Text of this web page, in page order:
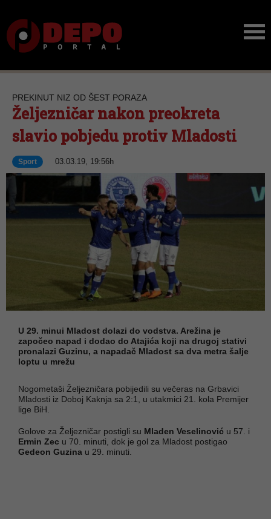
PREKINUT NIZ OD ŠEST PORAZA
Željezničar nakon preokreta
slavio pobjedu protiv Mladosti
Sport 03.03.19, 19:56h
U 29. minui Mladost dolazi do vodstva. Arežina je
započeo napad i dodao do Atajića koji na drugoj stativi
pronalazi Guzinu, a napadač Mladost sa dva metra šalje
loptu u mrežu
Nogometaši Željezničara pobijedili su večeras na Grbavici
Mladosti iz Doboj Kaknja sa 2:1, u utakmici 21. kola Premijer
lige BiH.
Golove za Željezničar postigli su Mladen Veselinović u 57. i
Ermin Zec u 70. minuti, dok je gol za Mladost postigao
Gedeon Guzina u 29. minuti.